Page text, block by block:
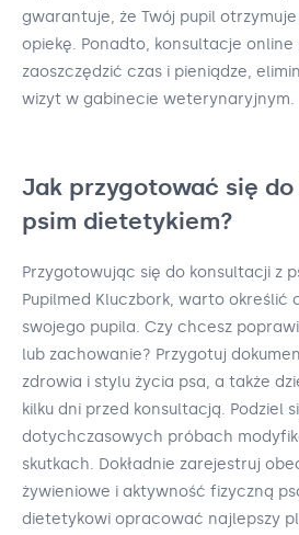
gwarantuje, że Twój pupil
opiekę. Ponadto, konsultacje online
zaoszczędzić czas i pieniądze,
wizyt w gabinecie weterynaryjnym.
Jak przygotować się
psim dietetykiem?
Przygotowując się do konsultacji z
Pupilmed Kluczbork, warto określić
swojego pupila. Czy chcesz
lub zachowanie? Przygotuj
zdrowia i stylu życia psa, a także
kilku dni przed konsultacją. Podziel
dotychczasowych próbach
skutkach. Dokładnie zarejestruj
żywieniowe i aktywność fizyczną
dietetykowi opracować najlepszy